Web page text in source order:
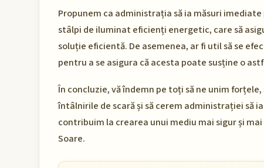
Propunem ca administrația să ia măsuri
stâlpi de iluminat eficienți energetic, care să
soluție eficientă. De asemenea, ar fi util să se
pentru a se asigura că acesta poate susține o
În concluzie, vă îndemn pe toți să ne unim
întâlnirile de scară și să cerem administrației să
contribuim la crearea unui mediu mai sigur și
Soare.